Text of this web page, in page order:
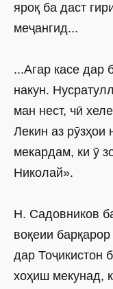
яроқ ба даст
меҷангид...
...Агар касе дар
накун.
ман нест, чӣ
Лекин аз рӯзҳои
мекардам, ки ӯ
Николай».
Н. Садовников
воқеии
дар Тоҷикистон
хоҳиш мекунад,